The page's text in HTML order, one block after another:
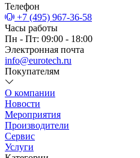
Телефон
+7 (495) 967-36-58
Часы работы
Пн - Пт: 09:00 - 18:00
Электронная почта
info@eurotech.ru
Покупателям
О компании
Новости
Мероприятия
Производители
Сервис
Услуги